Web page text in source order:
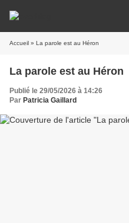
Accueil » La parole est au Héron
La parole est au Héron
Publié le 29/05/2026 à 14:26
Par Patricia Gaillard